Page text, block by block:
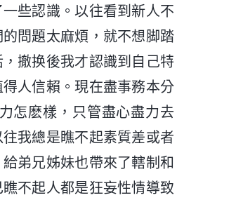
些認識。以往看到新人不
問題太麻煩，就不想脚踏
撤换後我才認識到自己特
人信賴。現在盡事務本分
怎麽樣，只管盡心盡力去
我總是瞧不起素質差或者
弟兄姊妹也帶來了轄制和
不起人都是狂妄性情導致